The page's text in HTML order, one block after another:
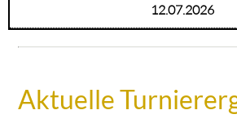
12.07.2026
Aktuelle